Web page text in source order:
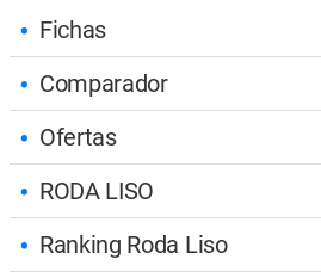
Fichas
Comparador
Ofertas
RODA LISO
Ranking Roda Liso